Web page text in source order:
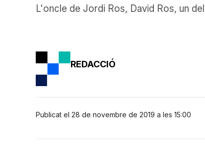
L'oncle de Jordi Ros, David Ros, un
REDACCIÓ
Publicat el 28 de novembre de 2019 a les 15:00